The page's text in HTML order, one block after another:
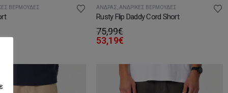
ΒΕΡΜΟΎΔΕΣ ΆΝΔΡΑΣ ΑΝΔΡΙΚΈΣ ΒΕΡΜΟΎΔΕΣ
Rusty Flip Daddy Cord Short
75,99€
53,19€